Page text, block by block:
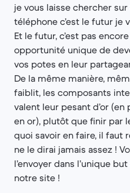
je vous laisse chercher
téléphone c’est le futur je
Et le futur, c’est pas
opportunité unique de
vos potes en leur
De la même manière,
faiblit, les composants
valent leur pesant d’or
en or), plutôt que finir par
quoi savoir en faire, il faut
ne le dirai jamais assez !
l’envoyer dans l’unique
notre site !